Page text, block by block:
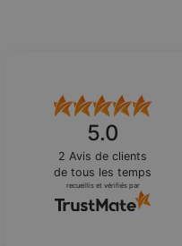
5.0
2 Avis de clients
de tous les temps
recueillis et vérifiés par